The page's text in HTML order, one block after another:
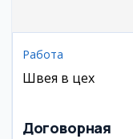
Работа
Швея в цех
Договорная